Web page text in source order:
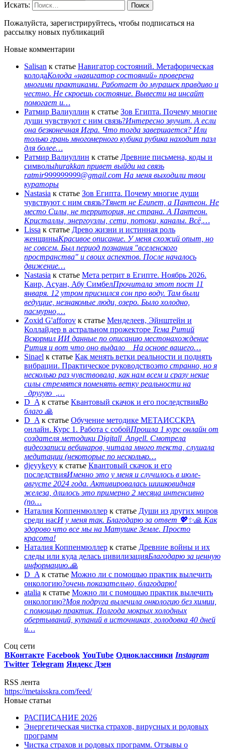
Искать: Поиск
Пожалуйста, зарегистрируйтесь, чтобы подписаться на
рассылку новых публикаций
Новые комментарии
Salisan к статье Навигатор состояний. Метафорическая
колодаКолода «навигатор состояний» проверена
многими практиками. Работает до мурашек правдиво и
честно. Не скроешь состояние. Вывести на инсайт
помогает и…
Ратмир Валиуллин к статье Зов Египта. Почему многие
души чувствуют с ним связь?Интересно звучит. А если
она безконечная Игра. Что тогда завершается? Или
только грань многомерного кубика рубика находит пазл
для более…
Ратмир Валиуллин к статье Древние письмена, коды и
символыhurakkan привет выйди на связь
ratmir999999999@gmail.com На меня выходили твои
кураторы
Nastasia к статье Зов Египта. Почему многие души
чувствуют с ним связь?Тянет не Египет, а Пантеон. Не
место Силы, не территория, не страна. А Пантеон.
Кристаллы, энергоузлы, сети, потоки, каналы. Всё,…
Lissa к статье Древо жизни и истинная роль
женщиныКрасивое описание. У меня схожий опыт, но
не совсем. Был период познания "вселенского
пространства" и своих аспектов. После началось
движение…
Nastasia к статье Мета ретрит в Египте. Ноябрь 2026.
Каир, Асуан, Абу СимбелПрочитала этот пост 11
января. 12 утром приснился сон про воду. Там были
ведущие, незнакомые люди, озеро. Было холодно,
пасмурно,…
Zoxid G'afforov к статье Менделеев, Эйнштейн и
Коллайдер в астральном прожекторе Тема Ритий
Вскормил ИИ данные по описанию местонахождение
Рития и вот что оно выдало На основе вашего…
Sinael к статье Как менять ветки реальности и поднять
вибрации. Практическое руководствоэто странно, но я
несколько раз чувствовала, как нам всем и сразу некие
силы стремятся поменять ветку реальности на
_другую_,…
D_Aк статье Квантовый скачок и его последствияВо
благо 🙏
D_Aк статье Обучение методике МЕТАИССКРА
онлайн. Курс 1. Работа с собойПрошла 1 курс онлайн от
создателя методики Digitall_Angell. Смотрела
видеозаписи вебинаров, читала много текста, слушала
медитации (некоторые по несколько…
djeyykeyy к статье Квантовый скачок и его
последствияИменно это у меня и случилось в июле-
августе 2024 года. Активировалась шишковидная
железа, длилось это примерно 2 месяца интенсивно
(по…
Наталия Коппенмюллер к статье Души из других миров
среди насИ у меня так. Благодарю за ответ 💖✨️🙏 Как
здорово что все мы на Матушке Земле. Просто
красота!
Наталия Коппенмюллер к статье Древние войны и их
следы или куда делась цивилизацияБлагодарю за ценную
информацию.🙏
D_Aк статье Можно ли с помощью практик вылечить
онкологию?очень показательно, благодарю!
atalia к статье Можно ли с помощью практик вылечить
онкологию?Моя подруга вылечила онкологию без химии,
с помощью практик. Полгода мокрых холодных
обертываний, купаний в источниках, голодовка 40 дней
и…
Соц сети
ВКонтакте Facebook YouTube Одноклассники Instagram
Twitter Telegram Яндекс Дзен
RSS лента
https://metaisskra.com/feed/
Новые статьи
РАСПИСАНИЕ 2026
Энергетическая чистка страхов, вирусных и родовых
программ
Чистка страхов и родовых программ. Отзывы о